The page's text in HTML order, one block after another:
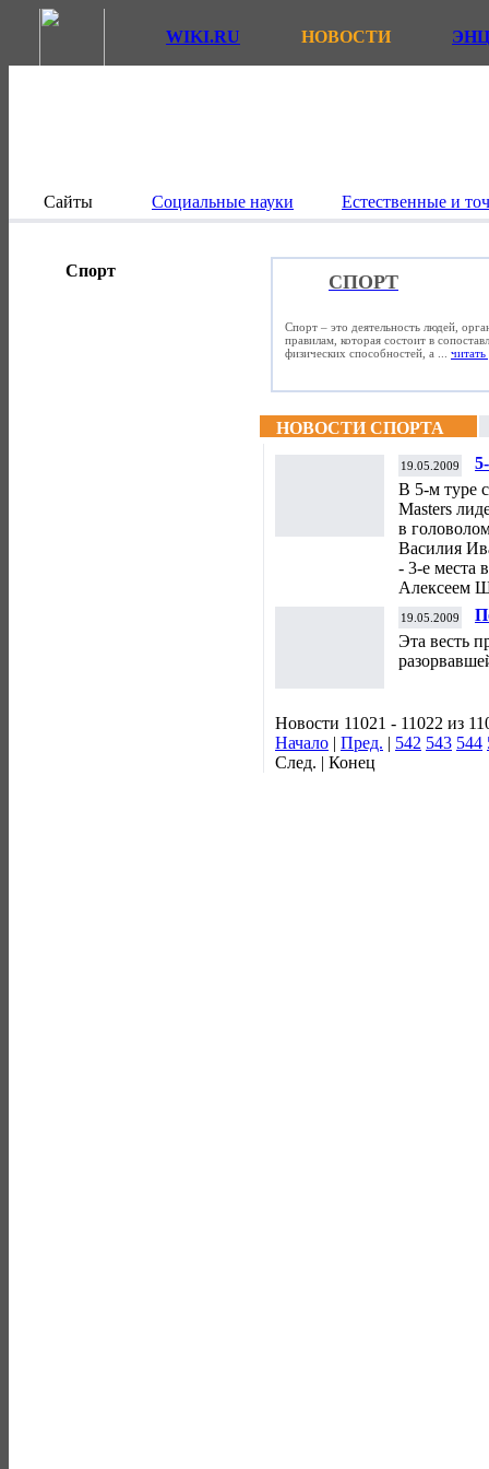
WIKI.RU НОВОСТИ
Сайты Социальные науки Естественные и
Спорт
СПОРТ
Спорт – это деятельность людей,
правилам, которая состоит в
физических способностей, а ... читать
НОВОСТИ СПОРТА
19.05.2009
В 5-м туре
Masters
в
Василия
- 3-е места
Алексеем
19.05.2009
Эта весть
Новости 11021 - 11022 из
Начало | Пред. | 542 543 544
След. | Конец